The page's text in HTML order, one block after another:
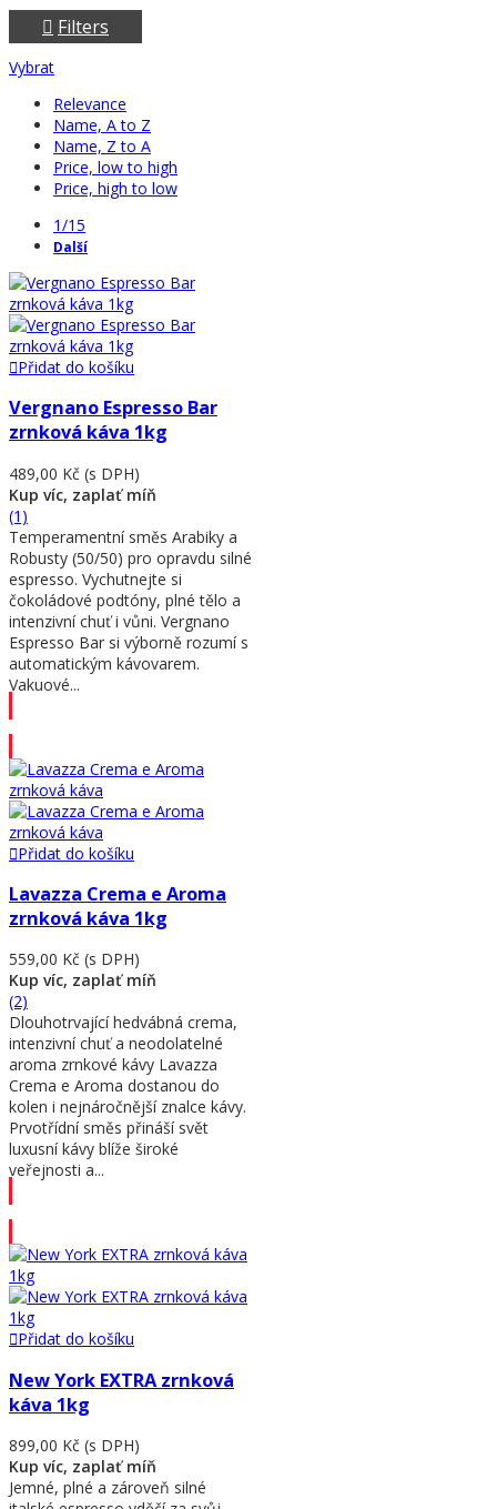
Filters
Vybrat
Relevance
Name, A to Z
Name, Z to A
Price, low to high
Price, high to low
1/15
Další
Přidat do košíku
Vergnano Espresso Bar
zrnková káva 1kg
489,00 Kč (s DPH)
Kup víc, zaplať míň
(1)
Temperamentní směs Arabiky a
Robusty (50/50) pro opravdu silné
espresso. Vychutnejte si
čokoládové podtóny, plné tělo a
intenzivní chuť i vůni. Vergnano
Espresso Bar si výborně rozumí s
automatickým kávovarem.
Vakuové...
Přidat do košíku
Lavazza Crema e Aroma
zrnková káva 1kg
559,00 Kč (s DPH)
Kup víc, zaplať míň
(2)
Dlouhotrvající hedvábná crema,
intenzivní chuť a neodolatelné
aroma zrnkové kávy Lavazza
Crema e Aroma dostanou do
kolen i nejnáročnější znalce kávy.
Prvotřídní směs přináší svět
luxusní kávy blíže široké
veřejnosti a...
Přidat do košíku
New York EXTRA zrnková
káva 1kg
899,00 Kč (s DPH)
Kup víc, zaplať míň
Jemné, plné a zároveň silné